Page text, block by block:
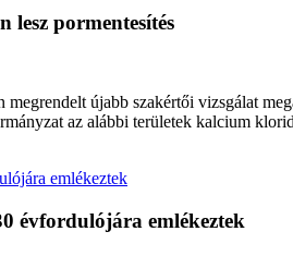
lesz pormentesítés
újabb szakértői vizsgálat
az alábbi területek kalcium
évfordulójára emlékeztek